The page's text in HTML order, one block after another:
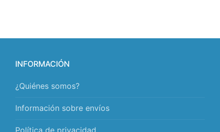
INFORMACIÓN
¿Quiénes somos?
Información sobre envíos